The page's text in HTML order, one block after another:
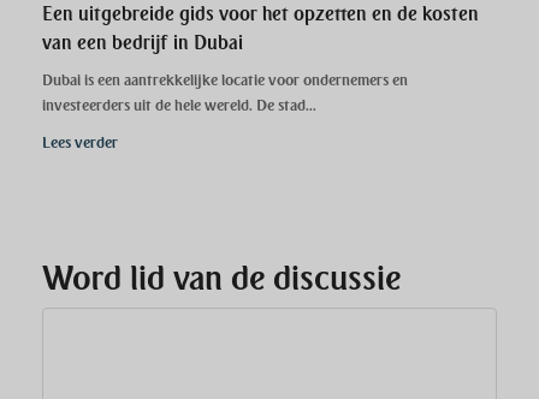
Een uitgebreide gids voor het opzetten en de kosten
van een bedrijf in Dubai
Dubai is een aantrekkelijke locatie voor ondernemers en
investeerders uit de hele wereld. De stad...
Lees verder
Word lid van de discussie